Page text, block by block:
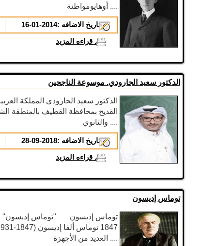
أوهايومواطنة ....
تاريخ الاضافه :2014-01-16
قراءه المزيد ...
الدكتور سعيد الجارودي. موسوعة الناجحين
الدكتور سعيد الجارودي المملكة
القديح بمحافظة القطيف بالمنطقة
والثانوي ....
تاريخ الاضافه :2018-09-28
قراءه المزيد ...
توماس إديسون
العديد من الأجهزة ....